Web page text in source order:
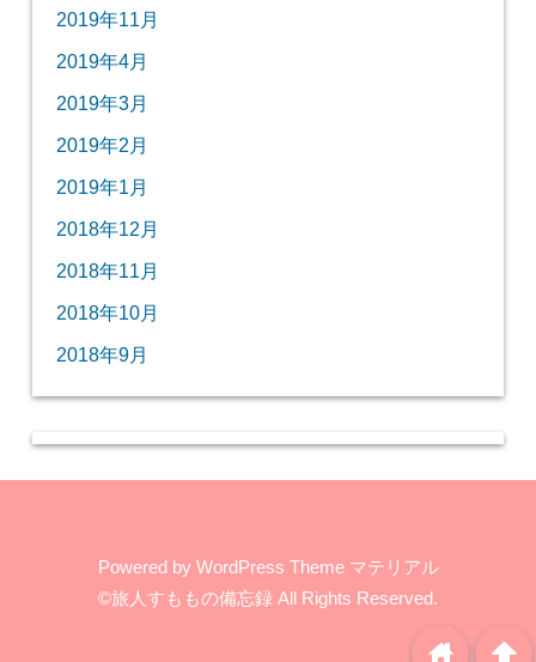
2019年11月
2019年4月
2019年3月
2019年2月
2019年1月
2018年12月
2018年11月
2018年10月
2018年9月
Powered by WordPress Theme マテリアル
©旅人すももの備忘録 All Rights Reserved.
arrowup
home